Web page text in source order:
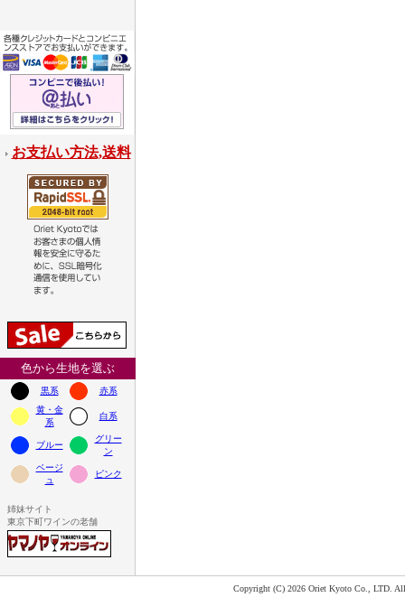
お支払い方法,送料
色から生地を選ぶ
黒系
赤系
黄・金
系
白系
ブルー
グリー
ン
ベージ
ュ
ピンク
姉妹サイト
東京下町ワインの老舗
Copyright (C) 2026 Oriet Kyoto Co., LTD. All